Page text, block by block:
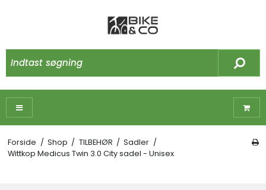
Forside / Shop / TILBEHØR / Sadler /
Wittkop Medicus Twin 3.0 City sadel - Unisex